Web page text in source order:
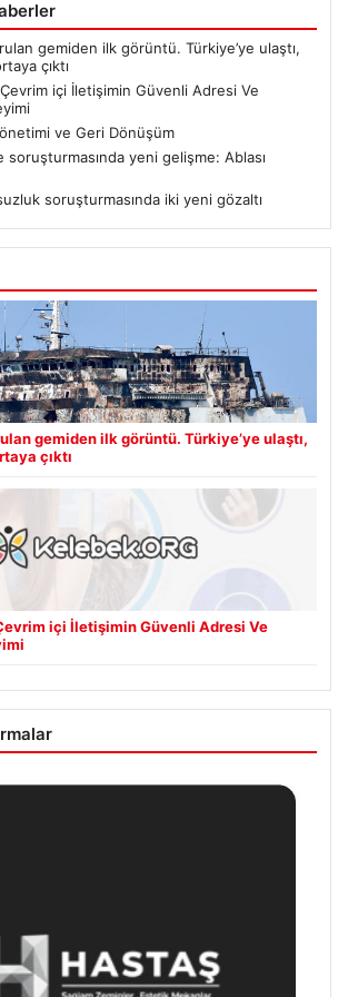
gemiden ilk görüntü. Türkiye’ye ulaştı,
çıktı
içi İletişimin Güvenli Adresi Ve
ve Geri Dönüşüm
soruşturmasında yeni gelişme: Ablası
soruşturmasında iki yeni gözaltı
gemiden ilk görüntü. Türkiye’ye ulaştı,
çıktı
içi İletişimin Güvenli Adresi Ve